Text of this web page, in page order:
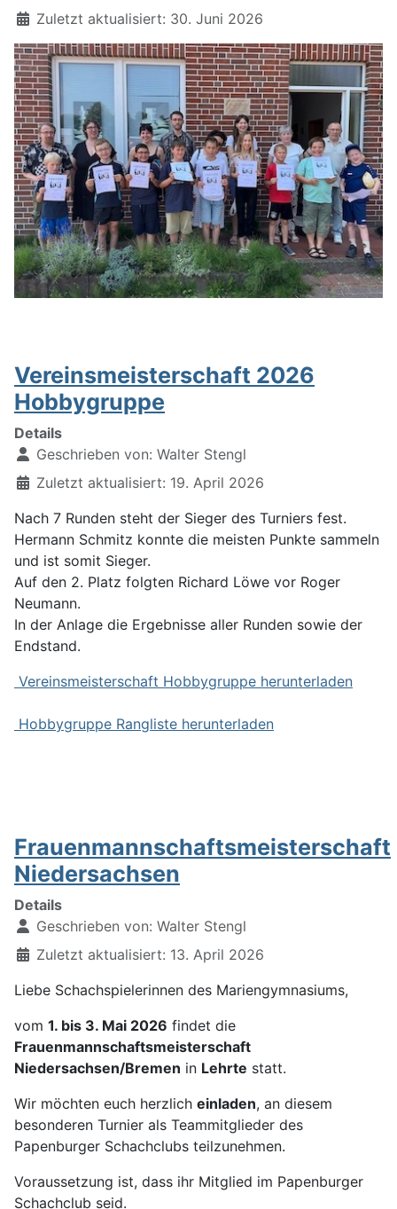
Zuletzt aktualisiert: 30. Juni 2026
Vereinsmeisterschaft 2026
Hobbygruppe
Details
Geschrieben von: Walter Stengl
Zuletzt aktualisiert: 19. April 2026
Nach 7 Runden steht der Sieger des Turniers fest.
Hermann Schmitz konnte die meisten Punkte sammeln
und ist somit Sieger.
Auf den 2. Platz folgten Richard Löwe vor Roger
Neumann.
In der Anlage die Ergebnisse aller Runden sowie der
Endstand.
Vereinsmeisterschaft Hobbygruppe herunterladen
Hobbygruppe Rangliste herunterladen
Frauenmannschaftsmeisterschaft
Niedersachsen
Details
Geschrieben von: Walter Stengl
Zuletzt aktualisiert: 13. April 2026
Liebe Schachspielerinnen des Mariengymnasiums,
vom 1. bis 3. Mai 2026 findet die
Frauenmannschaftsmeisterschaft
Niedersachsen/Bremen in Lehrte statt.
Wir möchten euch herzlich einladen, an diesem
besonderen Turnier als Teammitglieder des
Papenburger Schachclubs teilzunehmen.
Voraussetzung ist, dass ihr Mitglied im Papenburger
Schachclub seid.